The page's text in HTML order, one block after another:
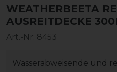
WEATHERBEETA
AUSREITDECKE
Art.-Nr: 8453
Wasserabweisende und